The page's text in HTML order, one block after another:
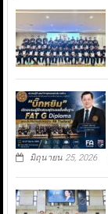
มิถุนายน 25, 2026